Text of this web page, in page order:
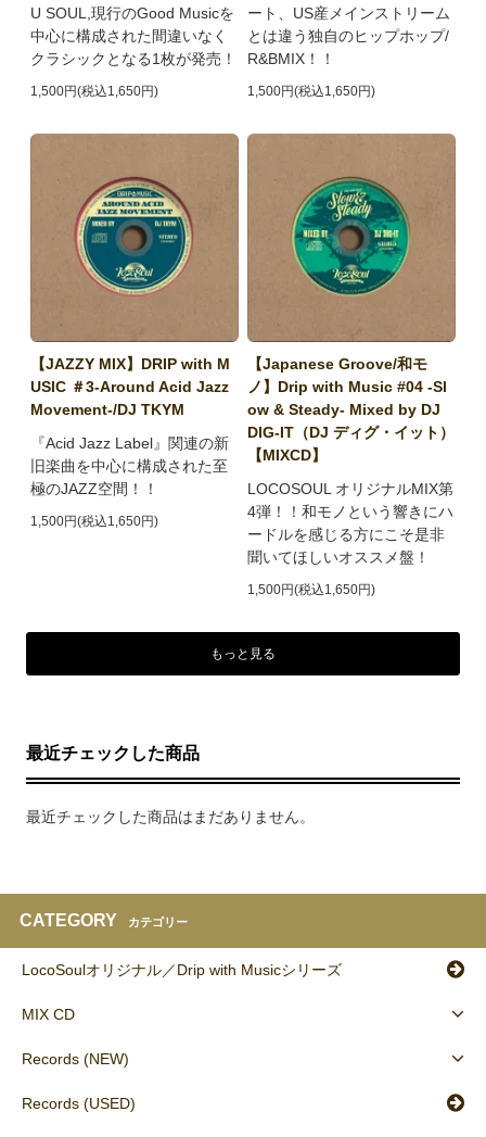
U SOUL,現行のGood Musicを
中心に構成された間違いなく
クラシックとなる1枚が発売！
1,500円(税込1,650円)
ート、US産メインストリーム
とは違う独自のヒップホップ/
R&BMIX！！
1,500円(税込1,650円)
【JAZZY MIX】DRIP with M
USIC ＃3-Around Acid Jazz
Movement-/DJ TKYM
『Acid Jazz Label』関連の新
旧楽曲を中心に構成された至
極のJAZZ空間！！
1,500円(税込1,650円)
【Japanese Groove/和モ
ノ】Drip with Music #04 -Sl
ow & Steady- Mixed by DJ
DIG-IT（DJ ディグ・イット）
【MIXCD】
LOCOSOUL オリジナルMIX第
4弾！！和モノという響きにハ
ードルを感じる方にこそ是非
聞いてほしいオススメ盤！
1,500円(税込1,650円)
もっと見る
最近チェックした商品
最近チェックした商品はまだありません。
CATEGORY カテゴリー
LocoSoulオリジナル／Drip with Musicシリーズ
MIX CD
Records (NEW)
Records (USED)